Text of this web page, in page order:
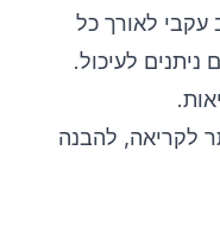
עקבי לאורך כל
לעיכול.
לקריאה, להבנה